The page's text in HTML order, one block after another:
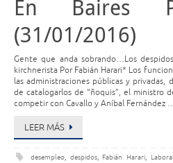
En Baires
(31/01/2016)
Gente que anda sobrando…Los
kirchnerista Por Fabián Harari* Los
las administraciones públicas y
de catalogarlos de “ñoquis”, el ministro
competir con Cavallo y Aníbal Fernández
LEER MÁS
desempleo, despidos, Fabián Harari,